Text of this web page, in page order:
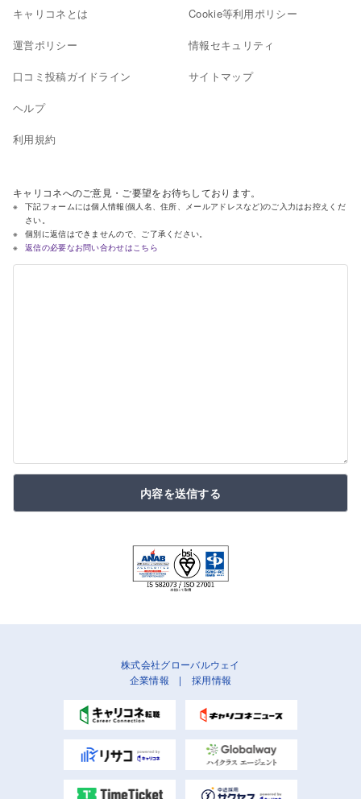
キャリコネとは
運営ポリシー
口コミ投稿ガイドライン
ヘルプ
利用規約
Cookie等利用ポリシー
情報セキュリティ
サイトマップ
キャリコネへのご意見・ご要望をお待ちしております。
下記フォームには個人情報(個人名、住所、メールアドレスなど)のご入力はお控えくだ
さい。
個別に返信はできませんので、ご了承ください。
返信の必要なお問い合わせはこちら
内容を送信する
株式会社グローバルウェイ
企業情報 | 採用情報